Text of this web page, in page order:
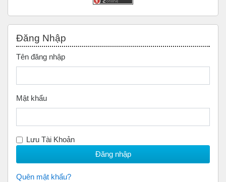
Đăng Nhập
Tên đăng nhập
Mật khẩu
Lưu Tài Khoản
Quên mật khẩu?